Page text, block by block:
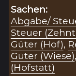
Sachen:
Abgabe/
Steuer
Güter (Hof),
Güter (Wiese),
(Hofstatt)